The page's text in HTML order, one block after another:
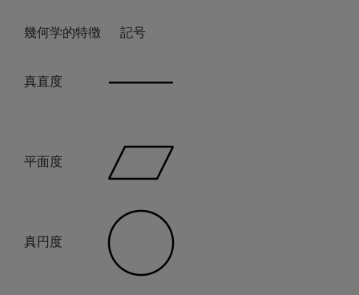
幾何学的特徴 記号
真直度
平面度
真円度